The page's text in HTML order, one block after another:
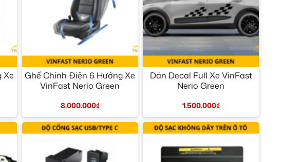
Xe
+
Ghế Chỉnh Điện 6 Hướng Xe
VinFast Nerio Green
8.000.000₫
+
Dán Decal Full Xe VinFast
Nerio Green
1.500.000₫